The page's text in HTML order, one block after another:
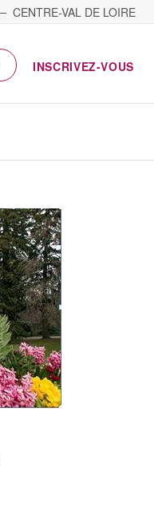
CENTRE-VAL DE LOIRE
INSCRIVEZ-VOUS